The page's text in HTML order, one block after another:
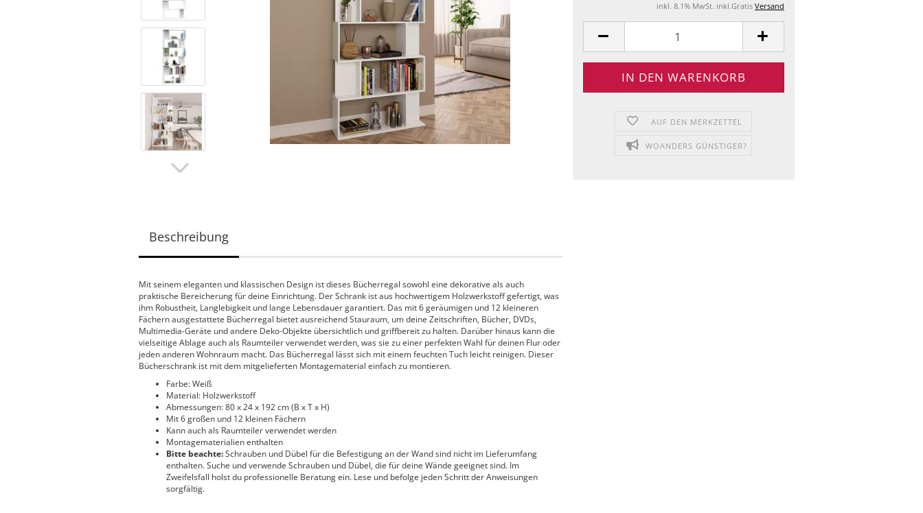
inkl. 8.1% MwSt. inkl.Gratis Versand
AUF DEN MERKZETTEL
WOANDERS GÜNSTIGER?
Beschreibung
Mit seinem eleganten und klassischen Design ist dieses Bücherregal sowohl eine dekorative als auch
praktische Bereicherung für deine Einrichtung. Der Schrank ist aus hochwertigem Holzwerkstoff gefertigt, was
ihm Robustheit, Langlebigkeit und lange Lebensdauer garantiert. Das mit 6 geräumigen und 12 kleineren
Fächern ausgestattete Bücherregal bietet ausreichend Stauraum, um deine Zeitschriften, Bücher, DVDs,
Multimedia-Geräte und andere Deko-Objekte übersichtlich und griffbereit zu halten. Darüber hinaus kann die
vielseitige Ablage auch als Raumteiler verwendet werden, was sie zu einer perfekten Wahl für deinen Flur oder
jeden anderen Wohnraum macht. Das Bücherregal lässt sich mit einem feuchten Tuch leicht reinigen. Dieser
Bücherschrank ist mit dem mitgelieferten Montagematerial einfach zu montieren.
Farbe: Weiß
Material: Holzwerkstoff
Abmessungen: 80 x 24 x 192 cm (B x T x H)
Mit 6 großen und 12 kleinen Fächern
Kann auch als Raumteiler verwendet werden
Montagematerialien enthalten
Bitte beachte:Schrauben und Dübel für die Befestigung an der Wand sind nicht im Lieferumfang
enthalten. Suche und verwende Schrauben und Dübel, die für deine Wände geeignet sind. Im
Zweifelsfall holst du professionelle Beratung ein. Lese und befolge jeden Schritt der Anweisungen
sorgfältig.